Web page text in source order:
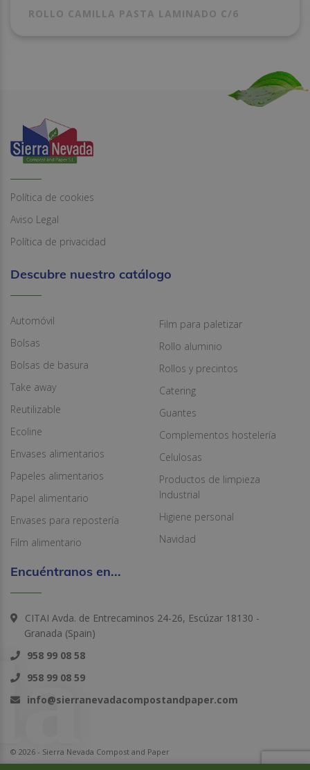
ROLLO CAMILLA PASTA LAMINADO C/6
Política de cookies
Aviso Legal
Política de privacidad
Descubre nuestro catálogo
Automóvil
Bolsas
Bolsas de basura
Take away
Reutilizable
Ecoline
Envases alimentarios
Papeles alimentarios
Papel alimentario
Envases para repostería
Film alimentario
Film para paletizar
Rollo aluminio
Rollos y precintos
Catering
Guantes
Complementos hostelería
Celulosas
Productos de limpieza
Industrial
Higiene personal
Navidad
Encuéntranos en...
CITAI Avda. de Entrecaminos 24-26, Escúzar 18130 -
Granada (Spain)
958 99 08 58
958 99 08 59
info@sierranevadacompostandpaper.com
© 2026 - Sierra Nevada Compost and Paper